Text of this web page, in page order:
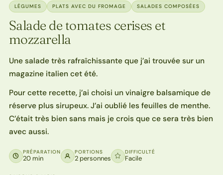
LÉGUMES PLATS AVEC DU FROMAGE SALADES COMPOSÉES
Salade de tomates cerises et
mozzarella
Une salade très rafraîchissante que j’ai trouvée sur un
magazine italien cet été.
Pour cette recette, j’ai choisi un vinaigre balsamique de
réserve plus sirupeux. J’ai oublié les feuilles de menthe.
C’était très bien sans mais je crois que ce sera très bien
avec aussi.
PRÉPARATION
20 min
PORTIONS
2 personnes
DIFFICULTÉ
Facile